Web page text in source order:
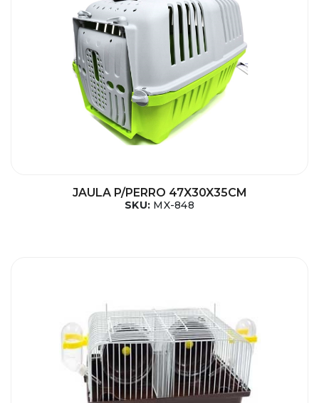
JAULA P/PERRO 47X30X35CM
SKU: MX-848